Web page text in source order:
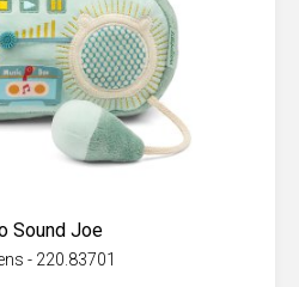
Sound Joe
- 220.83701